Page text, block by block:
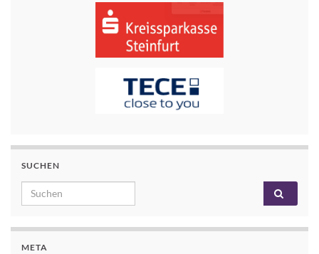
SUCHEN
Search for:
META